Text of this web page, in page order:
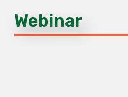
Webinar